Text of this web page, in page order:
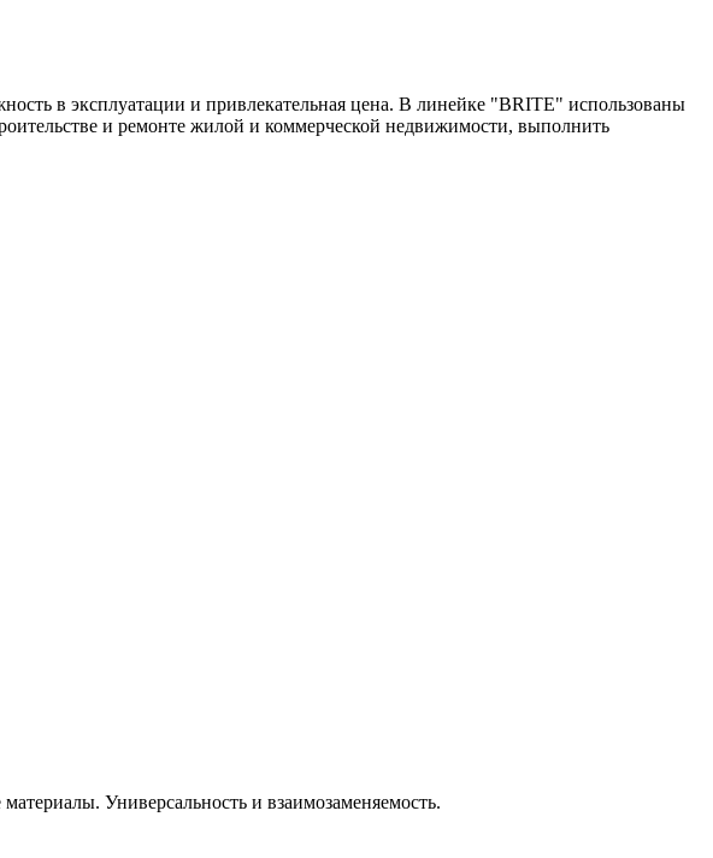
в эксплуатации и привлекательная цена. В линейке "BRITE" использованы
и ремонте жилой и коммерческой недвижимости, выполнить
Универсальность и взаимозаменяемость.